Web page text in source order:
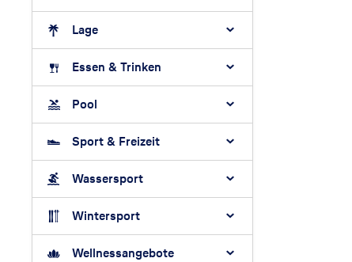
Lage
Essen & Trinken
Pool
Sport & Freizeit
Wassersport
Wintersport
Wellnessangebote